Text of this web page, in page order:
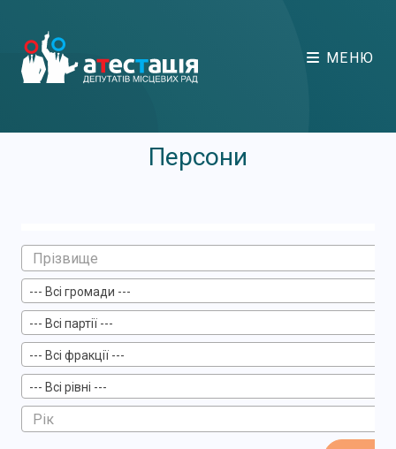
МЕНЮ
Персони
--- Всі громади ---
--- Всі партії ---
--- Всі фракції ---
--- Всі рівні ---